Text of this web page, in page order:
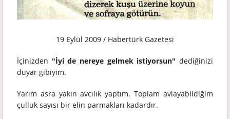
19 Eylül 2009 / Habertürk Gazetesi
İçinizden "İyi de nereye gelmek istiyorsun" dediğinizi
duyar gibiyim.
Yarım asra yakın avcılık yaptım. Toplam avlayabildiğim
çulluk sayısı bir elin parmakları kadardır.